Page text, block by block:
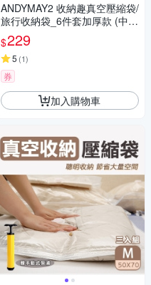
ANDYMAY2 收納趣真空壓縮袋/
旅行收納袋_6件套加厚款 (中x2
+大x2+特大x2) OH-Q800【旅
行壓縮袋 旅行袋 收納袋】
$229
5 (1)
券
加入購物車